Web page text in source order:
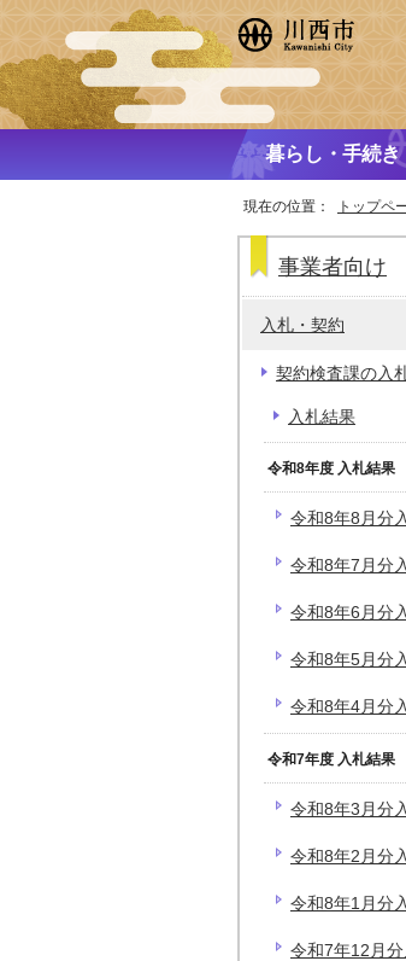
暮らし・手続き
現在の位置： トップペ
事業者向け
入札・契約
契約検査課の入
入札結果
令和8年度 入札結果
令和8年8月分
令和8年7月分
令和8年6月分
令和8年5月分
令和8年4月分
令和7年度 入札結果
令和8年3月分
令和8年2月分
令和8年1月分
令和7年12月